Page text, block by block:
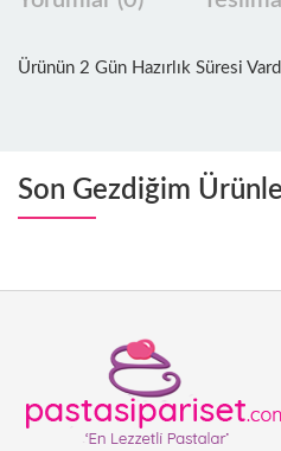
Ürünün 2 Gün Hazırlık Süresi
Son Gezdiğim